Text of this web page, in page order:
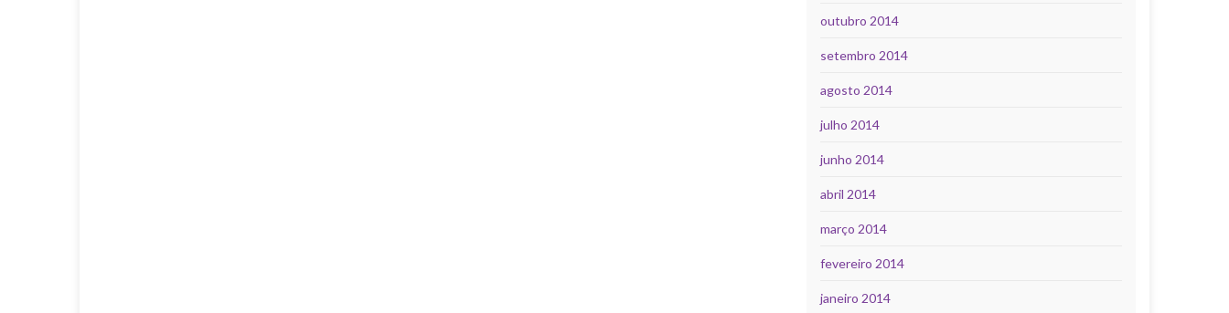
outubro 2014
setembro 2014
agosto 2014
julho 2014
junho 2014
abril 2014
março 2014
fevereiro 2014
janeiro 2014